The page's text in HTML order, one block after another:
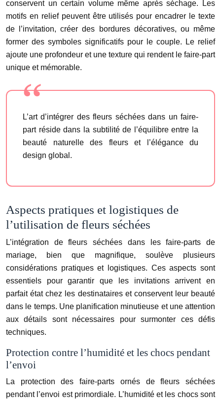
conservent un certain volume même après séchage. Les
motifs en relief peuvent être utilisés pour encadrer le texte
de l’invitation, créer des bordures décoratives, ou même
former des symboles significatifs pour le couple. Le relief
ajoute une profondeur et une texture qui rendent le faire-part
unique et mémorable.
L’art d’intégrer des fleurs séchées dans un faire-
part réside dans la subtilité de l’équilibre entre la
beauté naturelle des fleurs et l’élégance du
design global.
Aspects pratiques et logistiques de
l’utilisation de fleurs séchées
L’intégration de fleurs séchées dans les faire-parts de
mariage, bien que magnifique, soulève plusieurs
considérations pratiques et logistiques. Ces aspects sont
essentiels pour garantir que les invitations arrivent en
parfait état chez les destinataires et conservent leur beauté
dans le temps. Une planification minutieuse et une attention
aux détails sont nécessaires pour surmonter ces défis
techniques.
Protection contre l’humidité et les chocs pendant
l’envoi
La protection des faire-parts ornés de fleurs séchées
pendant l’envoi est primordiale. L’humidité et les chocs sont